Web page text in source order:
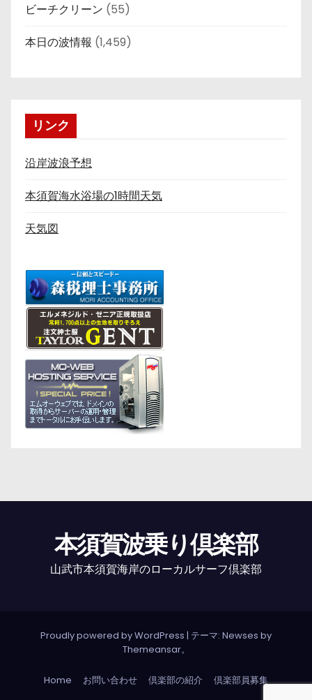
ビーチクリーン (55)
本日の波情報 (1,459)
リンク
沿岸波浪予想
本須賀海水浴場の1時間天気
天気図
本須賀波乗り倶楽部
山武市本須賀海岸のローカルサーフ倶楽部
Proudly powered by WordPress | テーマ: Newses by
Themeansar。
Home お問い合わせ 倶楽部の紹介
倶楽部員募集